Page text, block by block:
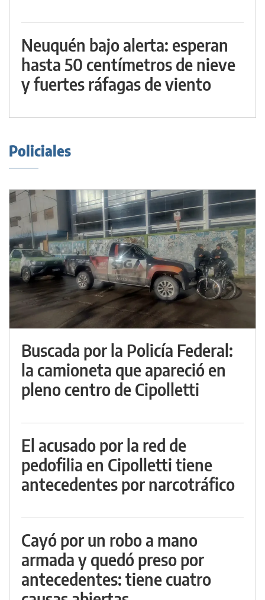
Neuquén bajo alerta: esperan
hasta 50 centímetros de nieve
y fuertes ráfagas de viento
Policiales
Buscada por la Policía Federal:
la camioneta que apareció en
pleno centro de Cipolletti
El acusado por la red de
pedofilia en Cipolletti tiene
antecedentes por narcotráfico
Cayó por un robo a mano
armada y quedó preso por
antecedentes: tiene cuatro